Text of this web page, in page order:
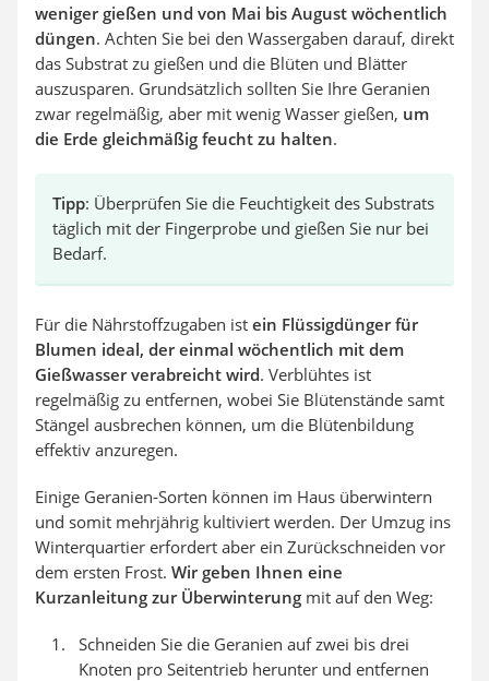
weniger gießen und von Mai bis August wöchentlich
düngen. Achten Sie bei den Wassergaben darauf, direkt
das Substrat zu gießen und die Blüten und Blätter
auszusparen. Grundsätzlich sollten Sie Ihre Geranien
zwar regelmäßig, aber mit wenig Wasser gießen, um
die Erde gleichmäßig feucht zu halten.
Tipp: Überprüfen Sie die Feuchtigkeit des Substrats
täglich mit der Fingerprobe und gießen Sie nur bei
Bedarf.
Für die Nährstoffzugaben ist ein Flüssigdünger für
Blumen ideal, der einmal wöchentlich mit dem
Gießwasser verabreicht wird. Verblühtes ist
regelmäßig zu entfernen, wobei Sie Blütenstände samt
Stängel ausbrechen können, um die Blütenbildung
effektiv anzuregen.
Einige Geranien-Sorten können im Haus überwintern
und somit mehrjährig kultiviert werden. Der Umzug ins
Winterquartier erfordert aber ein Zurückschneiden vor
dem ersten Frost. Wir geben Ihnen eine
Kurzanleitung zur Überwinterung mit auf den Weg:
Schneiden Sie die Geranien auf zwei bis drei
Knoten pro Seitentrieb herunter und entfernen